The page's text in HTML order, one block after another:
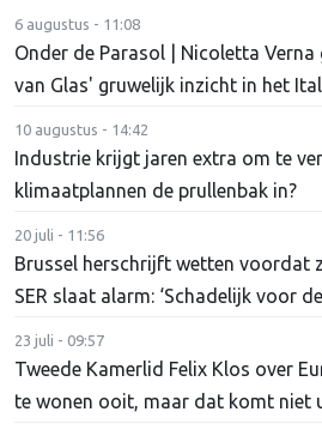
6 augustus - 11:08
Onder de Parasol | Nicoletta Verna
van Glas' gruwelijk inzicht in het
10 augustus - 14:42
Industrie krijgt jaren extra om te
klimaatplannen de prullenbak in?
20 juli - 11:56
Brussel herschrijft wetten voordat
SER slaat alarm: ‘Schadelijk voor
23 juli - 09:57
Tweede Kamerlid Felix Klos over
te wonen ooit, maar dat komt niet